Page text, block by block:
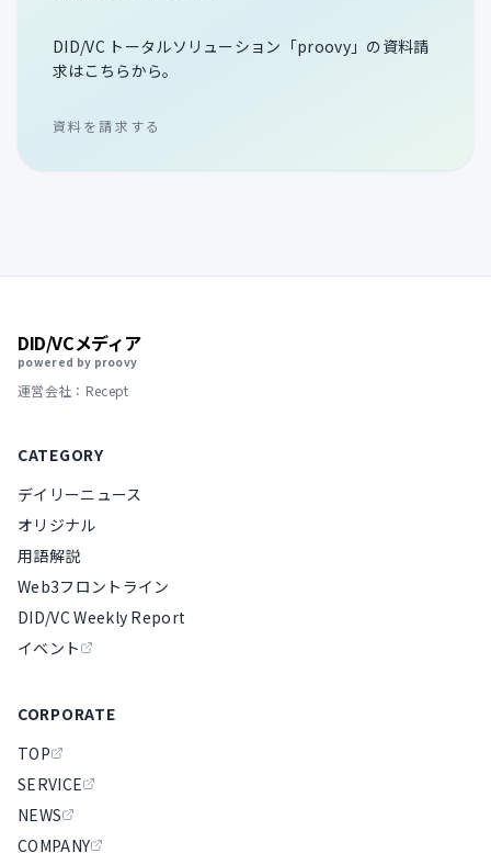
DID/VC トータルソリューション「proovy」の資料請
求はこちらから。
資料を請求する
DID/VCメディア
powered by proovy
運営会社：Recept
CATEGORY
デイリーニュース
オリジナル
用語解説
Web3フロントライン
DID/VC Weekly Report
イベント
CORPORATE
TOP
SERVICE
NEWS
COMPANY